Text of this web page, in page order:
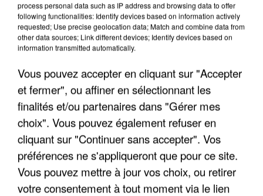
UN SECOND CADRE DE LA DZ MAFIA
INTERPELLÉ EN ALGÉRIE
process personal data such as IP address and browsing data to offer
following functionalities: Identify devices based on information actively
requested; Use precise geolocation data; Match and combine data from
other data sources; Link different devices; Identify devices based on
information transmitted automatically.
Vous pouvez accepter en cliquant sur "Accepter
et fermer", ou affiner en sélectionnant les
finalités et/ou partenaires dans "Gérer mes
choix". Vous pouvez également refuser en
cliquant sur "Continuer sans accepter". Vos
préférences ne s'appliqueront que pour ce site.
Vous pouvez mettre à jour vos choix, ou retirer
votre consentement à tout moment via le lien